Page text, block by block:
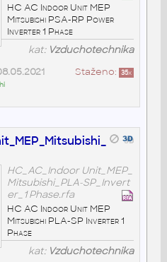
HC AC Indoor Unit MEP
Mitsubishi PSA-RP Power
Inverter 1 Phase
kat: Vzduchotechnika
Staženo: 35x
HC_AC_Indoor Unit_MEP_
Mitsubishi_PLA-SP_Invert
er_1 Phase.rfa
HC AC Indoor Unit MEP
Mitsubishi PLA-SP Inverter 1
Phase
kat: Vzduchotechnika